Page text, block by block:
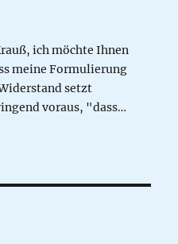
ich möchte Ihnen
meine Formulierung
setzt
voraus, "dass…